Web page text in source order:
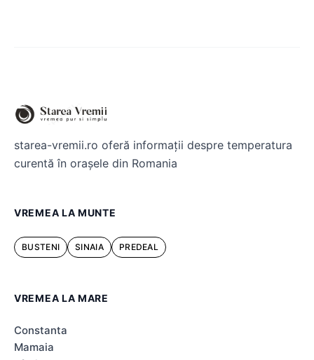
starea-vremii.ro oferă informații despre temperatura
curentă în orașele din Romania
VREMEA LA MUNTE
BUSTENI SINAIA PREDEAL
VREMEA LA MARE
Constanta
Mamaia